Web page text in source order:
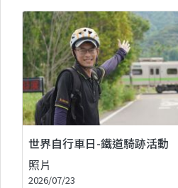
世界自行車日-鐵道騎跡活動
照片
2026/07/23